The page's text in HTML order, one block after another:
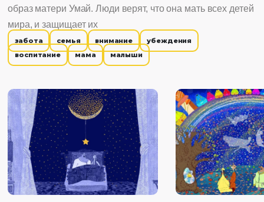
образ матери Умай. Люди верят, что она мать всех детей
мира, и защищает их
забота семья внимание
убеждения
воспитание
мама малыши